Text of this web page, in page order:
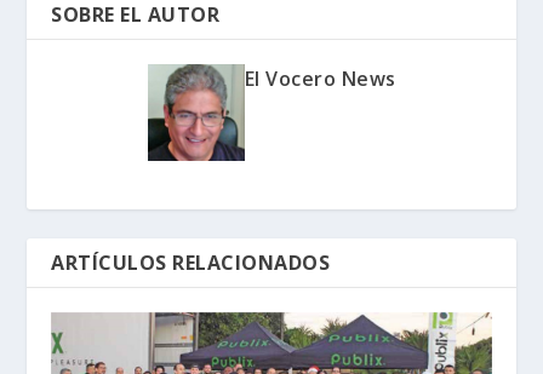
SOBRE EL AUTOR
El Vocero News
ARTÍCULOS RELACIONADOS